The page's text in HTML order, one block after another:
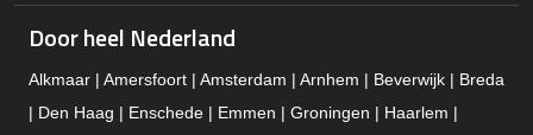
Door heel Nederland
Alkmaar | Amersfoort | Amsterdam | Arnhem | Beverwijk | Breda
| Den Haag | Enschede | Emmen | Groningen | Haarlem |